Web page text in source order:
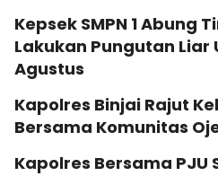
Kepsek SMPN 1 Abung
Lakukan Pungutan Liar
Agustus
Kapolres Binjai Rajut
Bersama Komunitas
Kapolres Bersama